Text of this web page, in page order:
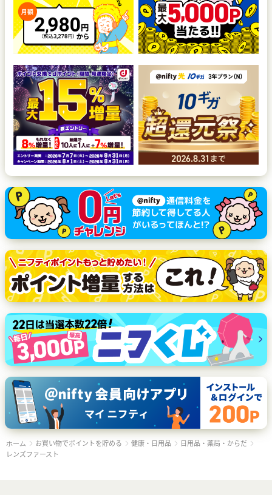
ホーム お買い物でポイントを貯める 健康・日用品
日用品・薬局・からだ
レンズファースト